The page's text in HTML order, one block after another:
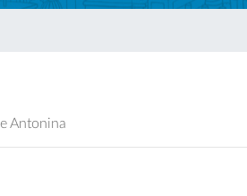
Antonina